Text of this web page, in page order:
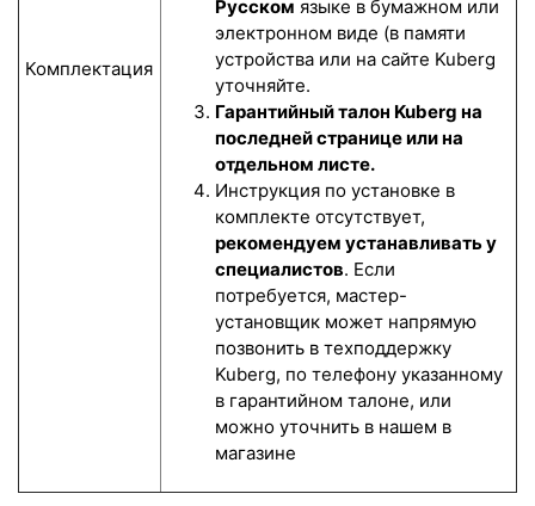
Комплектация
Русском языке в бумажном или
электронном виде (в памяти
устройства или на сайте Kuberg
уточняйте.
Гарантийный талон Kuberg на
последней странице или на
отдельном листе.
Инструкция по установке в
комплекте отсутствует,
рекомендуем устанавливать у
специалистов. Если
потребуется, мастер-
установщик может напрямую
позвонить в техподдержку
Kuberg, по телефону указанному
в гарантийном талоне, или
можно уточнить в нашем в
магазине